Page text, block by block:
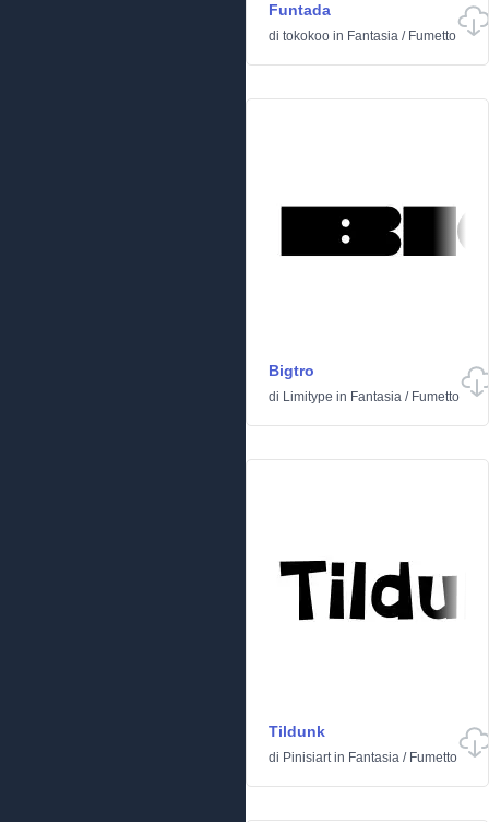
Funtada
di tokokoo in Fantasia / Fumetto
Bigtro
di Limitype in Fantasia / Fumetto
Tildunk
di Pinisiartin Fantasia / Fumetto